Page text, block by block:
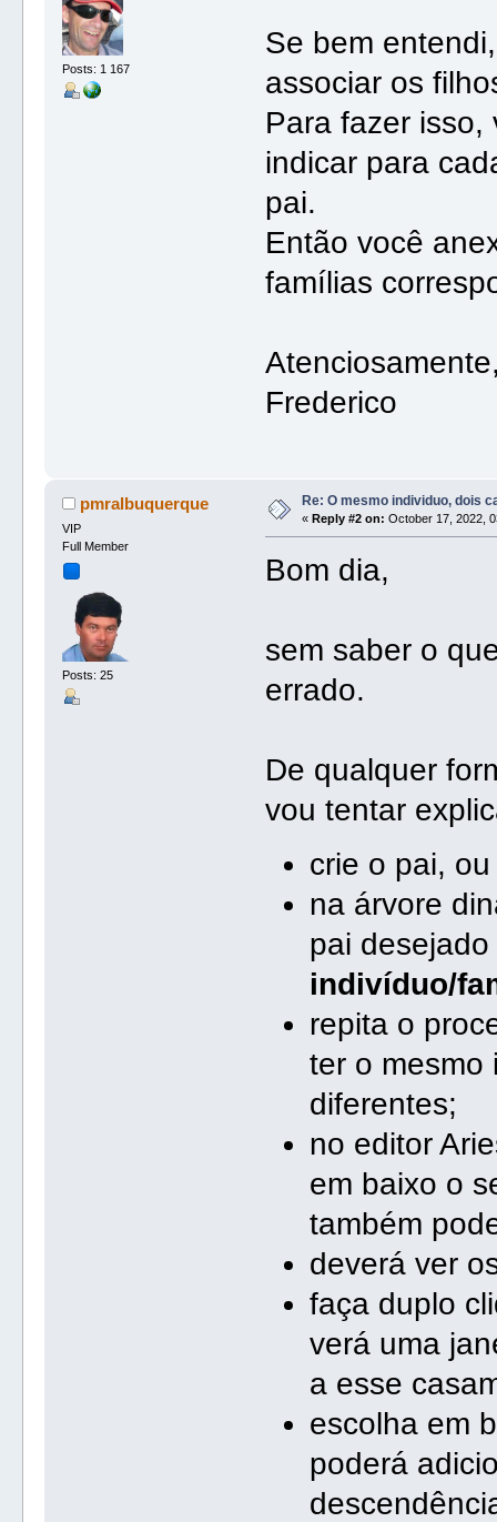
Posts: 1 167
Se bem
associar os
Para fazer isso,
indicar para
pai.
Então você
famílias
Frederico
pmralbuquerque
VIP
Full Member
Posts: 25
Re: O mesmo individuo, dois
« Reply #2 on: October 17, 2022,
Bom dia,
sem saber o
errado.
De qualquer
vou tentar
crie o pai,
na árvore
pai
indivíduo/
repita o
ter o mesmo
diferentes;
no editor
em baixo o
também
deverá ver
faça duplo
verá uma
a esse
escolha em
poderá